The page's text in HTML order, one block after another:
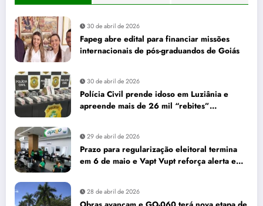
30 de abril de 2026
Fapeg abre edital para financiar missões
internacionais de pós-graduandos de Goiás
30 de abril de 2026
Polícia Civil prende idoso em Luziânia e
apreende mais de 26 mil “rebites”
29 de abril de 2026
Prazo para regularização eleitoral termina
em 6 de maio e Vapt Vupt reforça alerta em
28 de abril de 2026